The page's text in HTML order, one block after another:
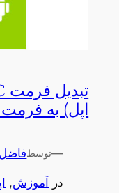
اپل) به فرمت‌ JPG، PNG یا GIF
—توسط
در آموزش,